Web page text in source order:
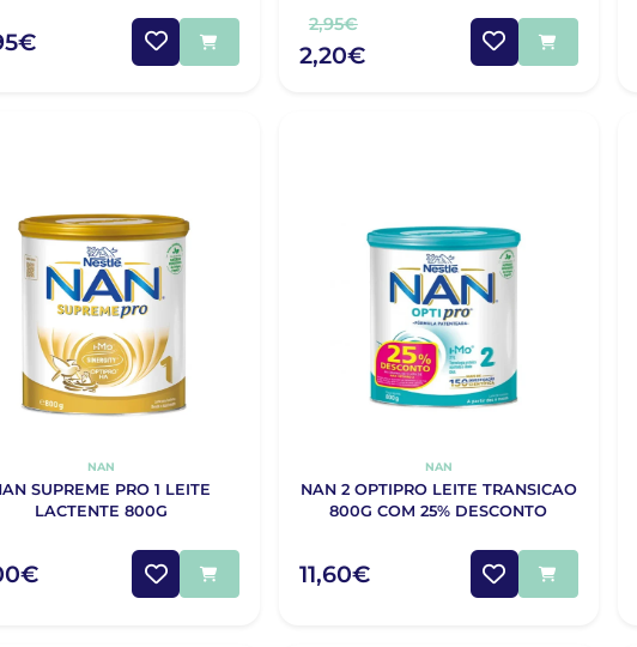
2,95€
2,20€
NAN
SUPREME PRO 1 LEITE
LACTENTE 800G
NAN
NAN 2 OPTIPRO LEITE TRANSICAO
800G COM 25% DESCONTO
11,60€